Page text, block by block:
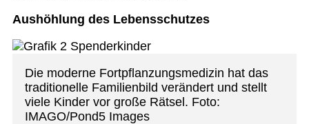
Aushöhlung des Lebensschutzes
Die moderne Fortpflanzungsmedizin hat das
traditionelle Familienbild verändert und stellt
viele Kinder vor große Rätsel. Foto:
IMAGO/Pond5 Images